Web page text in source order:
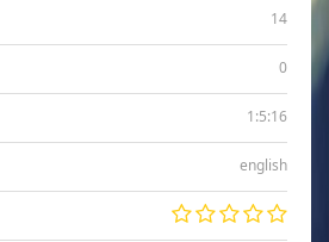
14
0
1:5:16
english